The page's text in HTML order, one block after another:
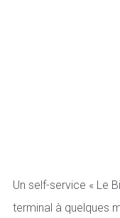
Un self-service « Le
terminal à quelques